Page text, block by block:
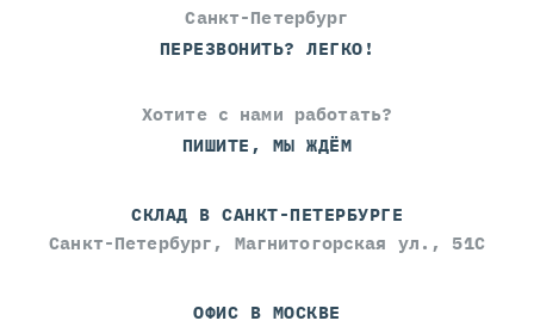
Санкт-Петербург
ПЕРЕЗВОНИТЬ? ЛЕГКО!
Хотите с нами работать?
ПИШИТЕ, МЫ ЖДЁМ
СКЛАД В САНКТ-ПЕТЕРБУРГЕ
Санкт-Петербург, Магнитогорская ул., 51С
ОФИС В МОСКВЕ